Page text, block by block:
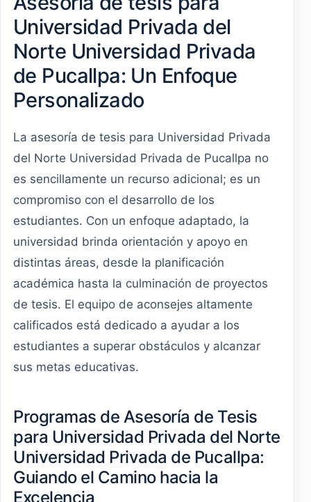
Universidad Privada del
Norte Universidad Privada
de Pucallpa: Un Enfoque
Personalizado
La asesoría de tesis para Universidad Privada
del Norte Universidad Privada de Pucallpa no
es sencillamente un recurso adicional; es un
compromiso con el desarrollo de los
estudiantes. Con un enfoque adaptado, la
universidad brinda orientación y apoyo en
distintas áreas, desde la planificación
académica hasta la culminación de proyectos
de tesis. El equipo de aconsejes altamente
calificados está dedicado a ayudar a los
estudiantes a superar obstáculos y alcanzar
sus metas educativas.
Programas de Asesoría de Tesis
para Universidad Privada del Norte
Universidad Privada de Pucallpa:
Guiando el Camino hacia la
Excelencia